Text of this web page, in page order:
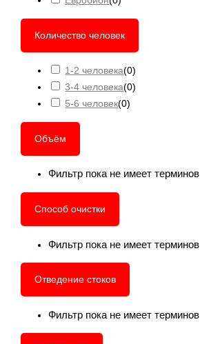
Количество человек
1-2 человека(0)
3-4 человека(0)
5-6 человек(0)
Объём
Фильтр пока не имеет терминов
Способ очистки
Фильтр пока не имеет терминов
Отведение стоков
Фильтр пока не имеет терминов